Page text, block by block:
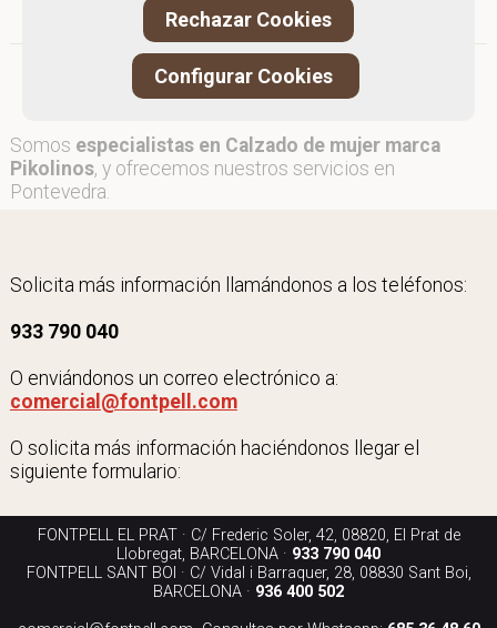
Somos especialistas en Calzado de mujer marca
Pikolinos, y ofrecemos nuestros servicios en
Pontevedra.
Solicita más información llamándonos a los teléfonos:
933 790 040
O enviándonos un correo electrónico a:
comercial@fontpell.com
O solicita más información haciéndonos llegar el
siguiente formulario:
FONTPELL EL PRAT · C/ Frederic Soler, 42, 08820, El Prat de
Llobregat, BARCELONA · 933 790 040
FONTPELL SANT BOI · C/ Vidal i Barraquer, 28, 08830 Sant Boi,
BARCELONA · 936 400 502
Rechazar Cookies
Configurar Cookies